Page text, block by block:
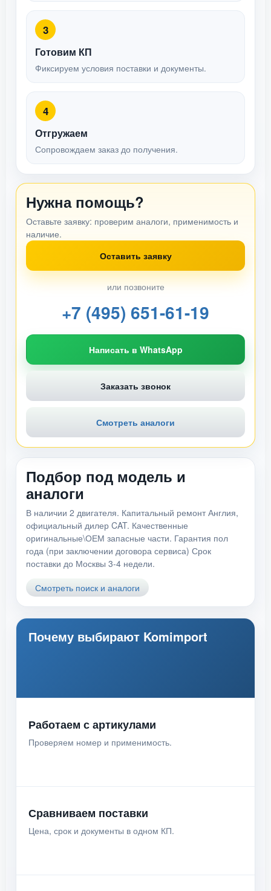
3
Готовим КП
Фиксируем условия поставки и документы.
4
Отгружаем
Сопровождаем заказ до получения.
Нужна помощь?
Оставьте заявку: проверим аналоги, применимость и
наличие.
Оставить заявку
или позвоните
+7 (495) 651-61-19
Написать в WhatsApp
Заказать звонок
Смотреть аналоги
Подбор под модель и
аналоги
В наличии 2 двигателя. Капитальный ремонт Англия,
официальный дилер CAT. Качественные
оригинальные\ОЕМ запасные части. Гарантия пол
года (при заключении договора сервиса) Срок
поставки до Москвы 3-4 недели.
Смотреть поиск и аналоги
Почему выбирают Komimport
Работаем с артикулами
Проверяем номер и применимость.
Сравниваем поставки
Цена, срок и документы в одном КП.